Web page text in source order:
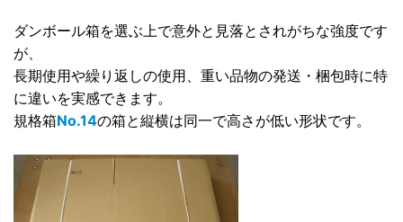
ダンボール箱を選ぶ上で意外と見落とされがちな強度です
が、
長期使用や繰り返しの使用、重い品物の発送・梱包時に特
に違いを実感できます。
規格箱No.14の箱と縦横は同一で高さが低い形状です。